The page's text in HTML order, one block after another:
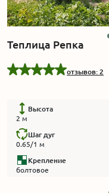
Производство
Выставка
Отзывы
Вопросы
Гарантии
Вакансии
Теплица Репка
отзывов: 2
Высота
2 м
Шаг дуг
0.65/1 м
Крепление
болтовое